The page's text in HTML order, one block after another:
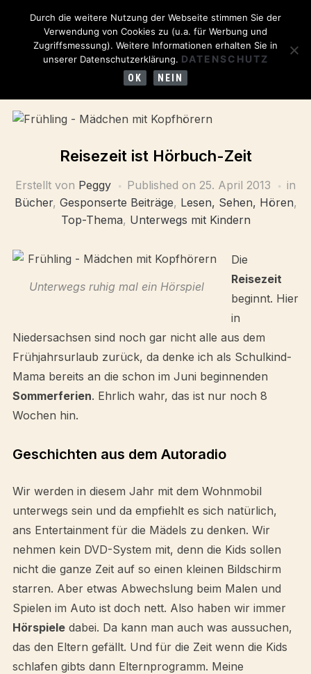
Reisezeit ist Hörbuch-Zeit
Erstellt von Peggy Published on 25. April 2013
in
Bücher, Gesponserte Beiträge, Lesen, Sehen, Hören,
Top-Thema, Unterwegs mit Kindern
Unterwegs ruhig mal ein Hörspiel
Die
Reisezeit
beginnt. Hier
in
Niedersachsen sind noch gar nicht alle aus dem
Frühjahrsurlaub zurück, da denke ich als Schulkind-
Mama bereits an die schon im Juni beginnenden
Sommerferien. Ehrlich wahr, das ist nur noch 8
Wochen hin.
Geschichten aus dem Autoradio
Wir werden in diesem Jahr mit dem Wohnmobil
unterwegs sein und da empfiehlt es sich natürlich,
ans Entertainment für die Mädels zu denken. Wir
nehmen kein DVD-System mit, denn die Kids sollen
nicht die ganze Zeit auf so einen kleinen Bildschirm
starren. Aber etwas Abwechslung beim Malen und
Spielen im Auto ist doch nett. Also haben wir immer
Hörspieledabei. Da kann man auch was aussuchen,
das den Eltern gefällt. Und für die Zeit wenn die Kids
schlafen gibts dann Elternprogramm. Meine
Durch die weitere Nutzung der Webseite stimmen Sie der
Verwendung von Cookies zu (u.a. für Werbung und
Zugriffsmessung). Weitere Informationen erhalten Sie in
unserer Datenschutzerklärung. DATENSCHUTZ
OK NEIN